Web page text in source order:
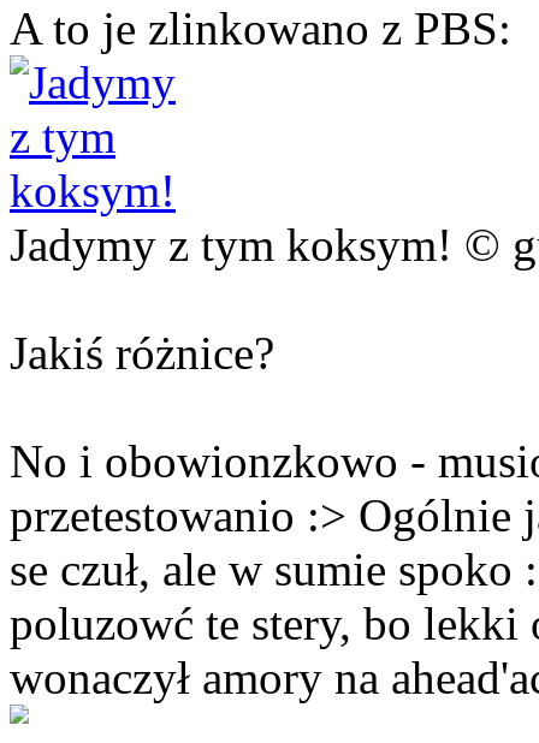
A to je zlinkowano z PBS:
Jadymy z tym koksym! ©
Jakiś różnice?
No i obowionzkowo -
przetestowanio :> Ogólnie
se czuł, ale w sumie
poluzowć te stery, bo
wonaczył amory na